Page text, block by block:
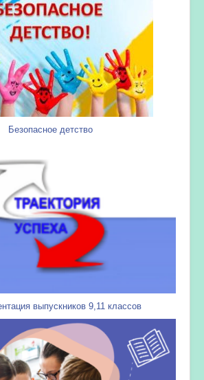
Безопасное детство
выпускников 9,11 классов